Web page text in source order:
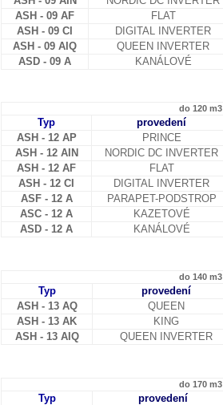
ASH - 09 AF FLAT
ASH - 09 CI DIGITAL INVERTER
ASH - 09 AIQ QUEEN INVERTER
ASD - 09 A KANÁLOVÉ
do 120 m3
Typ provedení
ASH - 12 AP PRINCE
ASH - 12 AIN NORDIC DC INVERTER
ASH - 12 AF FLAT
ASH - 12 CI DIGITAL INVERTER
ASF - 12 A PARAPET-PODSTROP
ASC - 12 A KAZETOVÉ
ASD - 12 A KANÁLOVÉ
do 140 m3
Typ provedení
ASH - 13 AQ QUEEN
ASH - 13 AK KING
ASH - 13 AIQ QUEEN INVERTER
do 170 m3
Typ provedení